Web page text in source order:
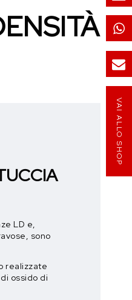
LD e,
sono
realizzate
ossido di
VAI ALLO SHOP